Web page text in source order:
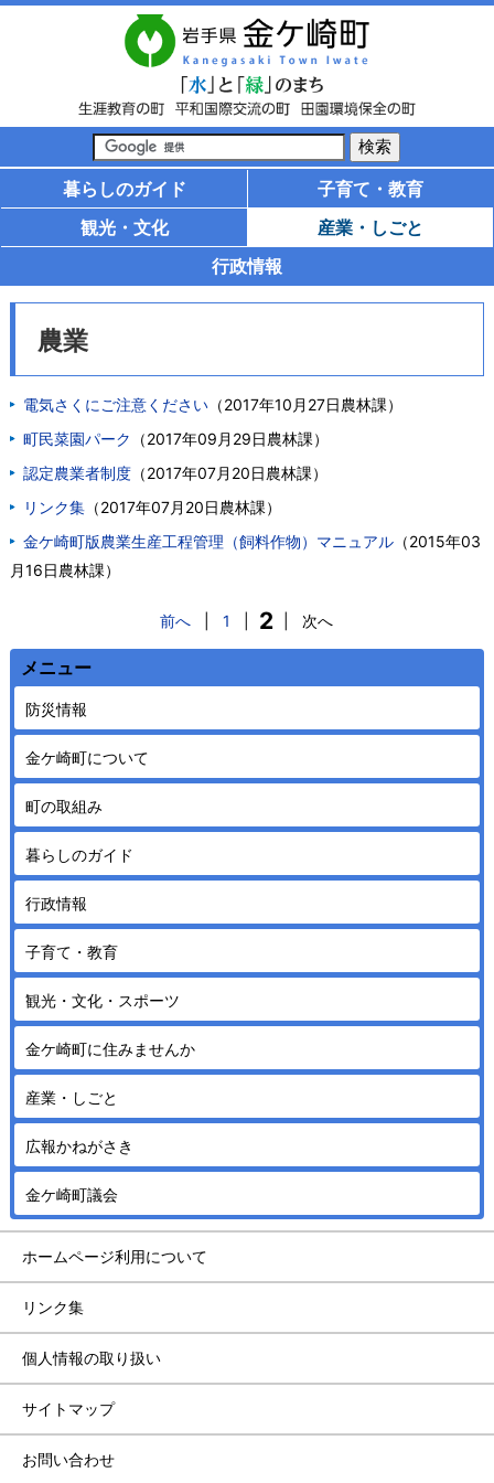
暮らしのガイド
子育て・教育
観光・文化
産業・しごと
行政情報
農業
電気さくにご注意ください（2017年10月27日農林課）
町民菜園パーク
（2017年09月29日農林課）
認定農業者制度（2017年07月20日農林課）
リンク集（2017年07月20日農林課）
金ケ崎町版農業生産工程管理（飼料作物）マニュアル（2015年03
月16日農林課）
前へ 1 2 次へ
メニュー
防災情報
金ケ崎町について
町の取組み
暮らしのガイド
行政情報
子育て・教育
観光・文化・スポーツ
金ケ崎町に住みませんか
産業・しごと
広報かねがさき
金ケ崎町議会
ホームページ利用について
リンク集
個人情報の取り扱い
サイトマップ
お問い合わせ